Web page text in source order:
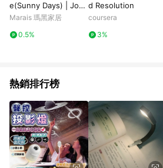
e(Sunny Days) | Jose
f Albers - 銀色鋁框-中
Marais 瑪黑家居
0.5%
d Resolution
coursera
3%
熱銷排行榜